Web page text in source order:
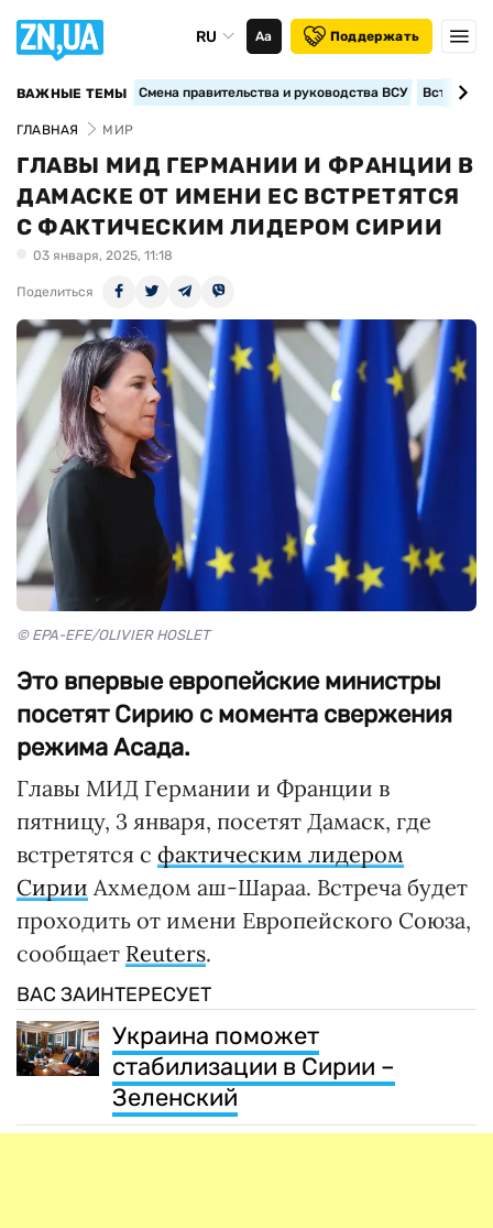
RU Аа Поддержать
ВАЖНЫЕ ТЕМЫ Смена правительства и руководства ВСУ
ГЛАВНАЯ МИР
ГЛАВЫ МИД ГЕРМАНИИ И ФРАНЦИИ В
ДАМАСКЕ ОТ ИМЕНИ ЕС ВСТРЕТЯТСЯ
С ФАКТИЧЕСКИМ ЛИДЕРОМ СИРИИ
03 января, 2025, 11:18
Поделиться
© EPA-EFE/OLIVIER HOSLET
Это впервые европейские министры
посетят Сирию с момента свержения
режима Асада.
Главы МИД Германии и Франции в
пятницу, 3 января, посетят Дамаск, где
встретятся с фактическим лидером
Сирии Ахмедом аш-Шараа. Встреча будет
проходить от имени Европейского Союза,
сообщает Reuters.
ВАС ЗАИНТЕРЕСУЕТ
Украина поможет
стабилизации в Сирии –
Зеленский